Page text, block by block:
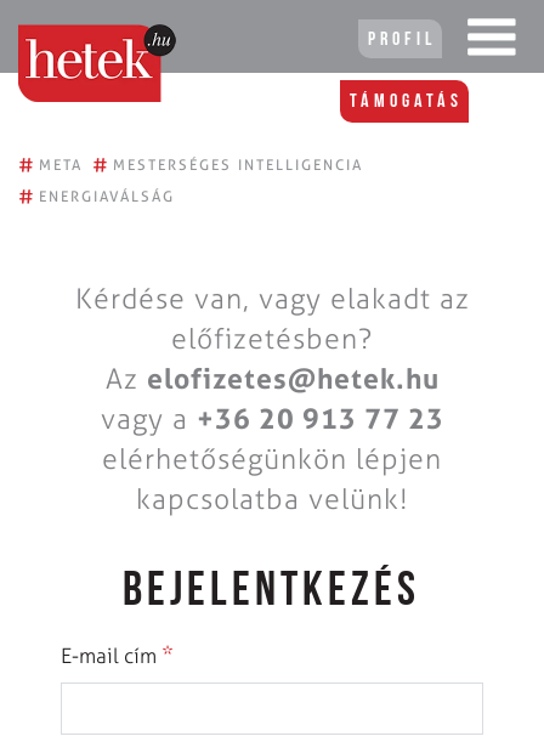
Profil
Támogatás
# META # MESTERSÉGES INTELLIGENCIA
# ENERGIAVÁLSÁG
Kérdése van, vagy elakadt az
előfizetésben?
Az elofizetes@hetek.hu
vagy a +36 20 913 77 23
elérhetőségünkön lépjen
kapcsolatba velünk!
BEJELENTKEZÉS
E-mail cím *